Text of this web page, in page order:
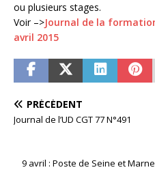
ou plusieurs stages.
Voir –>Journal de la
avril 2015
PRÉCÉDENT
Journal de l’UD CGT 77 N°491
9 avril : Poste de Seine et